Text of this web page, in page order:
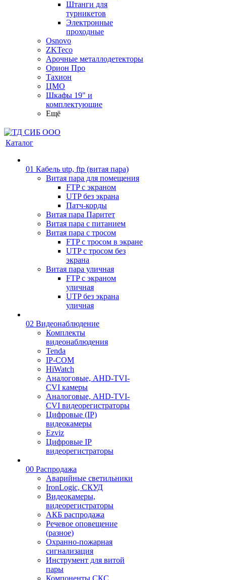
Штанги для
турникетов
Электронные
проходные
Osnovo
ZKTeco
Арочные металлодетекторы
Орион Про
Тахион
ЦМО
Шкафы 19" и
комплектующие
Ещё
Каталог
01 Кабель utp, ftp (витая пара)
Витая пара для помещения
FTP с экраном
UTP без экрана
Патч-корды
Витая пара Паритет
Витая пара с питанием
Витая пара с тросом
FTP с тросом в экране
UTP с тросом без
экрана
Витая пара уличная
FTP с экраном
уличная
UTP без экрана
уличная
02 Видеонаблюдение
Комплекты
видеонаблюдения
Tenda
IP-COM
HiWatch
Аналоговые, AHD-TVI-
CVI камеры
Аналоговые, AHD-TVI-
CVI видеорегистраторы
Цифровые (IP)
видеокамеры
Ezviz
Цифровые IP
видеорегистраторы
00 Распродажа
Аварийные светильники
IronLogic, СКУД
Видеокамеры,
видеорегистраторы
АКБ распродажа
Речевое оповещение
(разное)
Охранно-пожарная
сигнализация
Инструмент для витой
пары
Компоненты СКС